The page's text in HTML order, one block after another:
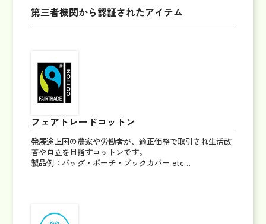
第三者機関から認証されたアイテム
フェアトレードコットン
発展途上国の農家や労働者が、適正価格で取引され生活改
善や自立を目指すコットンです。
製品例：バッグ・ポーチ・ブックカバー etc…